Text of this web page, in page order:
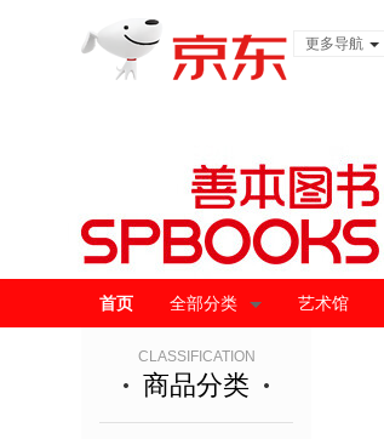
更多导航
首页 全部分类 艺术馆
CLASSIFICATION
商品分类